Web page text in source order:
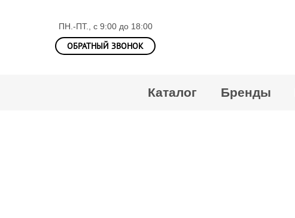
ПН.-ПТ., с 9:00 до 18:00
ОБРАТНЫЙ ЗВОНОК
Каталог Бренды